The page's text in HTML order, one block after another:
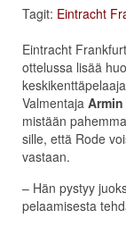
Tagit: Eintracht
Eintracht
ottelussa lisää
keskikenttäpelaaja
Valmentaja Armin
mistään
sille, että Rode
vastaan.
– Hän pystyy
pelaamisesta